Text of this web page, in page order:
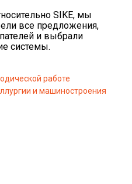
SIKE, мы
все предложения,
и выбрали
системы.
работе
и машиностроения